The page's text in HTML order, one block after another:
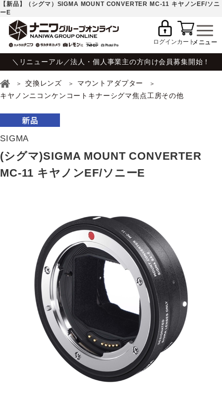
【新品】（シグマ）SIGMA MOUNT CONVERTER MC-11 キヤノンEF/ソニ
ーE
ログインカート
＼リニューアル／法人・個人事業主の方向け会員募集開始！
交換レンズ
マウントアダプター
キヤノンニコンケンコートキナーシグマ焦点工房その他
SIGMA
(シグマ)SIGMA MOUNT CONVERTER
MC-11 キヤノンEF/ソニーE